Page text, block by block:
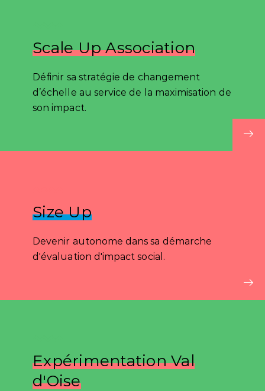
Scale Up Association
Définir sa stratégie de changement
d’échelle au service de la maximisation de
son impact.
Size Up
Devenir autonome dans sa démarche
d'évaluation d'impact social.
Expérimentation Val
d'Oise